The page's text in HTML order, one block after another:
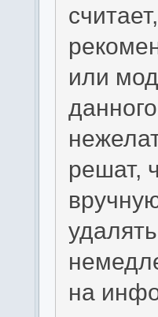
или
решат,
на